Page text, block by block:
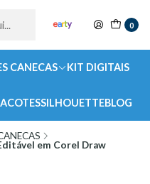
0
CANECAS KIT DIGITAIS
SILHOUETTEBLOG
em Corel Draw